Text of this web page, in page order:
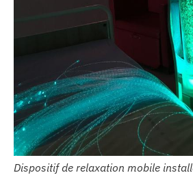
Dispositif de relaxation mobile